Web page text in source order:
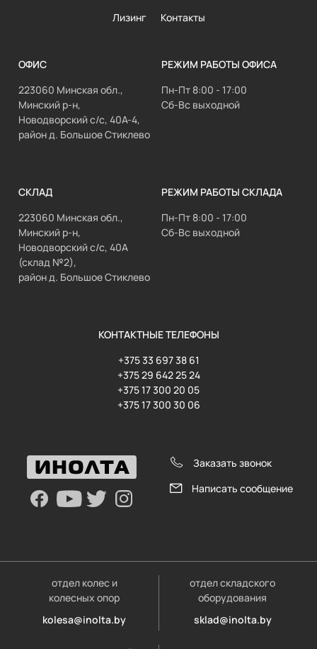
Лизинг
Контакты
ОФИС
223060 Минская обл.,
Минский р-н,
Новодворский с/с, 40А-4,
район д. Большое Стиклево
РЕЖИМ РАБОТЫ ОФИСА
Пн-Пт 8:00 - 17:00
Сб-Вс выходной
СКЛАД
223060 Минская обл.,
Минский р-н,
Новодворский с/с, 40А
(склад №2),
район д. Большое Стиклево
РЕЖИМ РАБОТЫ СКЛАДА
Пн-Пт 8:00 - 17:00
Сб-Вс выходной
КОНТАКТНЫЕ ТЕЛЕФОНЫ
+375 33 697 38 61
+375 29 642 25 24
+375 17 300 20 05
+375 17 300 30 06
Заказать звонок
Написать сообщение
отдел колес и
колесных опор
kolesa@inolta.by
отдел складского
оборудования
sklad@inolta.by